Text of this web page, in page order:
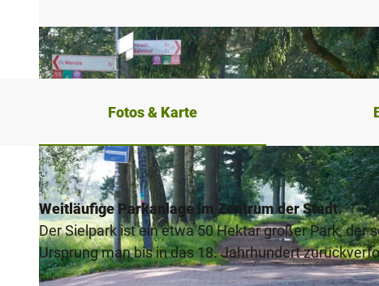
Fotos & Karte
Weitläufige Parkanlage im Zentrum der Stadt.
Der Sielpark ist ein etwa 50 Hektar großer Park, der
Ursprung man bis in das 18. Jahrhundert